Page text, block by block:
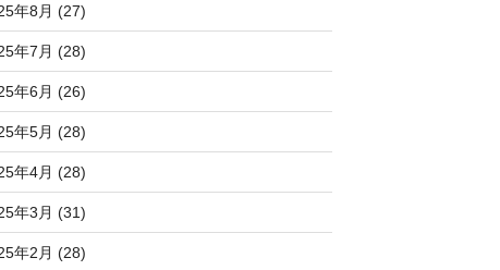
年8月 (27)
年7月 (28)
年6月 (26)
年5月 (28)
年4月 (28)
年3月 (31)
年2月 (28)